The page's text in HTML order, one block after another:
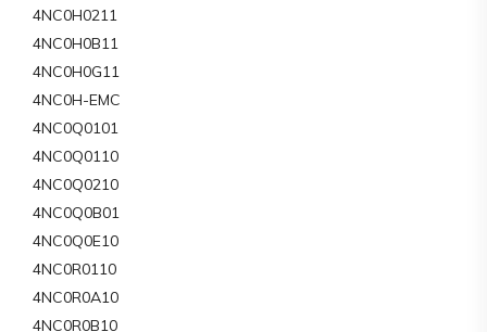
4NC0H0211
4NC0H0B11
4NC0H0G11
4NC0H-EMC
4NC0Q0101
4NC0Q0110
4NC0Q0210
4NC0Q0B01
4NC0Q0E10
4NC0R0110
4NC0R0A10
4NC0R0B10